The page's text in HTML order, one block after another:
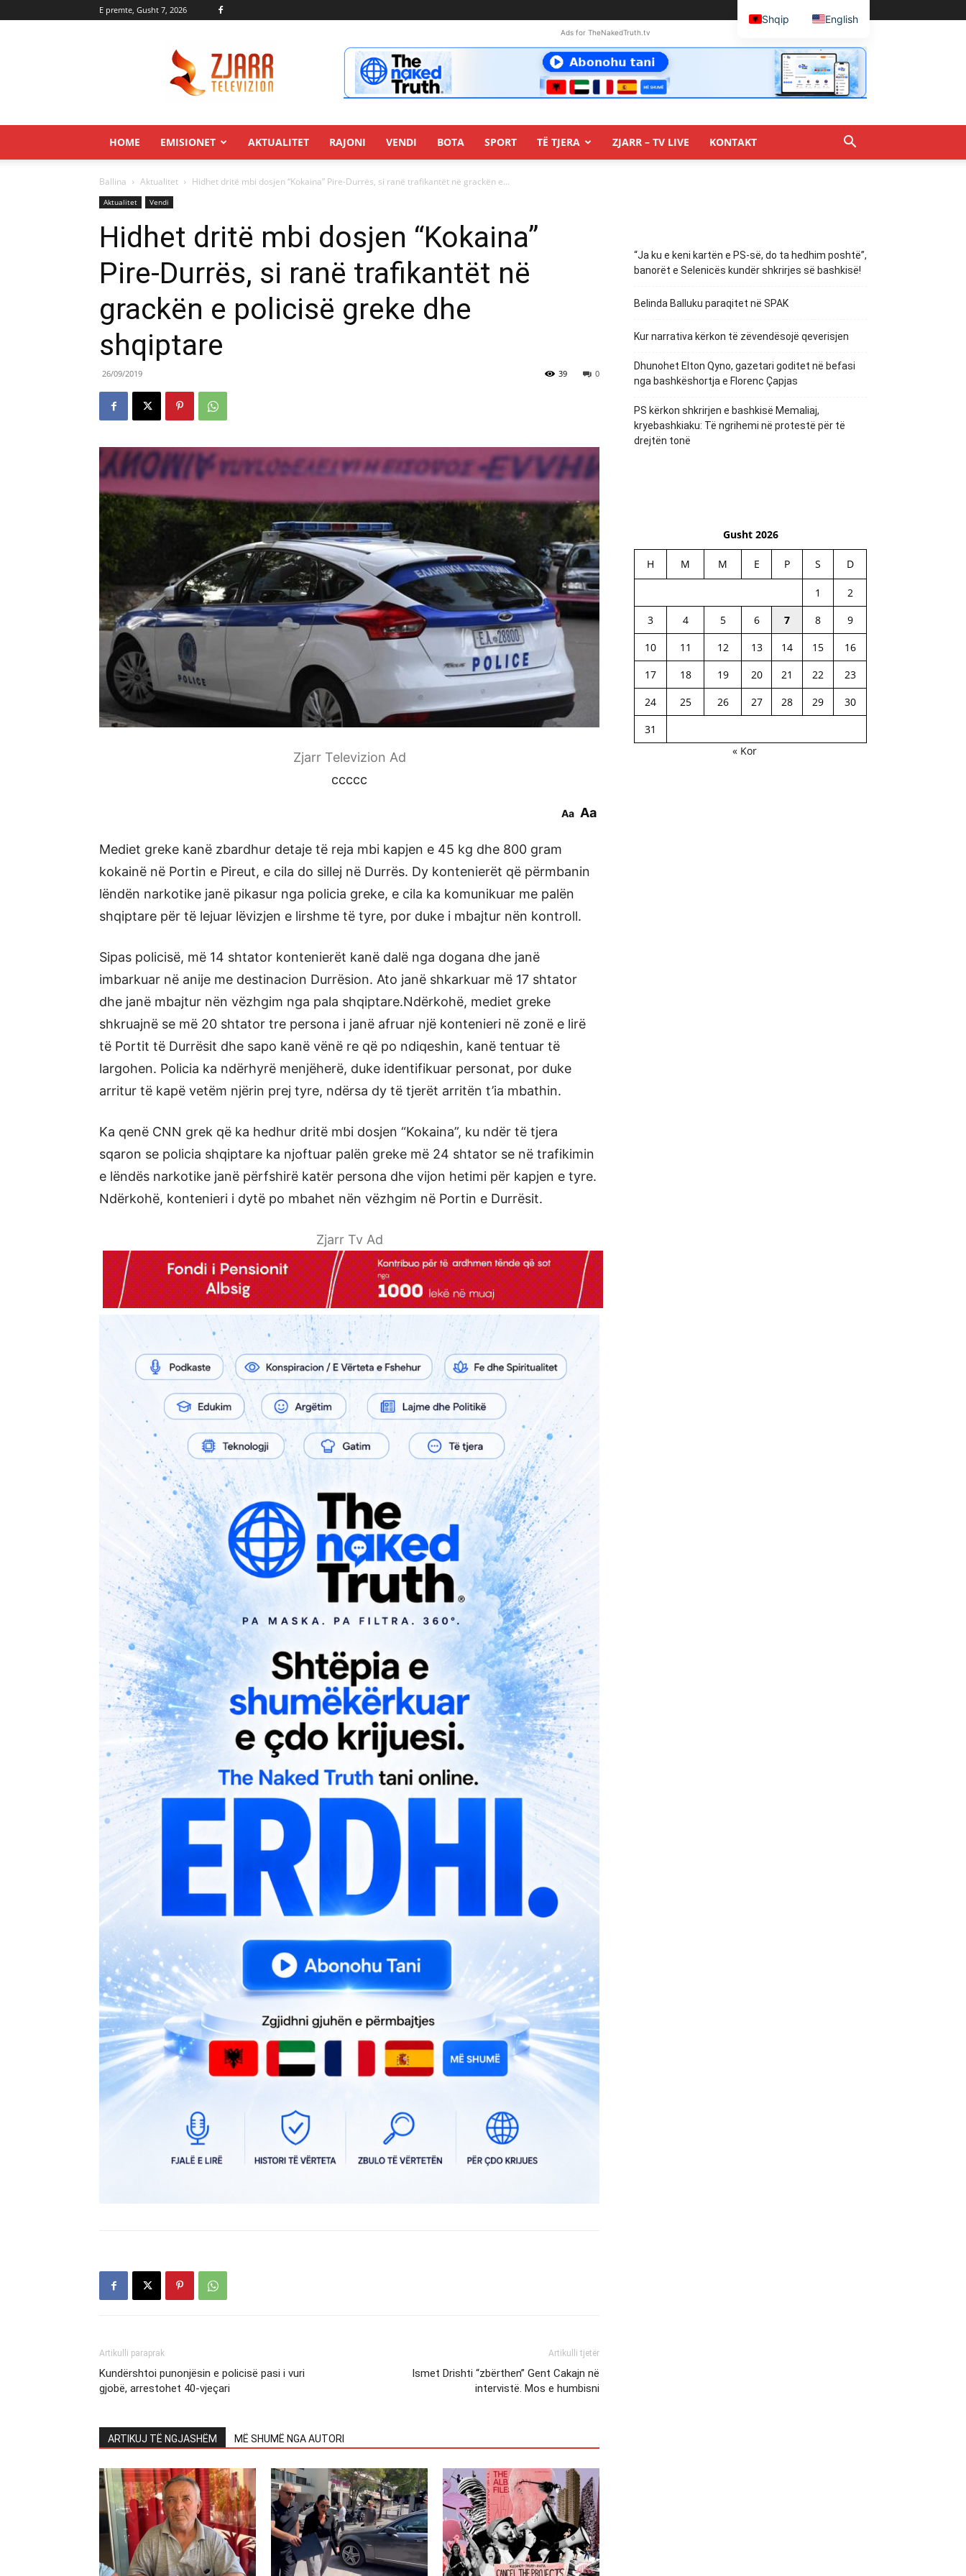
E premte, Gusht 7, 2026
Ads for TheNakedTruth.tv
HOME EMISIONET AKTUALITET RAJONI VENDI BOTA SPORT TË TJERA ZJARR – TV LIVE KONTAKT
Ballina Aktualitet Hidhet dritë mbi dosjen “Kokaina” Pire-Durrës, si ranë trafikantët në grackën e...
Aktualitet Vendi
Hidhet dritë mbi dosjen “Kokaina”
Pire-Durrës, si ranë trafikantët në
grackën e policisë greke dhe
shqiptare
26/09/2019 0
39
Zjarr Televizion Ad
ccccc
Aa Aa
Mediet greke kanë zbardhur detaje të reja mbi kapjen e 45 kg dhe 800 gram
kokainë në Portin e Pireut, e cila do sillej në Durrës. Dy kontenierët që përmbanin
lëndën narkotike janë pikasur nga policia greke, e cila ka komunikuar me palën
shqiptare për të lejuar lëvizjen e lirshme të tyre, por duke i mbajtur nën kontroll.
Sipas policisë, më 14 shtator kontenierët kanë dalë nga dogana dhe janë
imbarkuar në anije me destinacion Durrësion. Ato janë shkarkuar më 17 shtator
dhe janë mbajtur nën vëzhgim nga pala shqiptare.Ndërkohë, mediet greke
shkruajnë se më 20 shtator tre persona i janë afruar një kontenieri në zonë e lirë
të Portit të Durrësit dhe sapo kanë vënë re që po ndiqeshin, kanë tentuar të
largohen. Policia ka ndërhyrë menjëherë, duke identifikuar personat, por duke
arritur të kapë vetëm njërin prej tyre, ndërsa dy të tjerët arritën t’ia mbathin.
Ka qenë CNN grek që ka hedhur dritë mbi dosjen “Kokaina”, ku ndër të tjera
sqaron se policia shqiptare ka njoftuar palën greke më 24 shtator se në trafikimin
e lëndës narkotike janë përfshirë katër persona dhe vijon hetimi për kapjen e tyre.
Ndërkohë, kontenieri i dytë po mbahet nën vëzhgim në Portin e Durrësit.
Zjarr Tv Ad
Artikulli paraprak
Kundërshtoi punonjësin e policisë pasi i vuri
gjobë, arrestohet 40-vjeçari
Artikulli tjetër
Ismet Drishti “zbërthen” Gent Cakajn në
intervistë. Mos e humbisni
ARTIKUJ TË NGJASHËM MË SHUMË NGA AUTORI
“Ja ku e keni kartën e PS-së, do ta hedhim poshtë”,
banorët e Selenicës kundër shkrirjes së bashkisë!
Belinda Balluku paraqitet në SPAK
Kur narrativa kërkon të zëvendësojë qeverisjen
Dhunohet Elton Qyno, gazetari goditet në befasi
nga bashkëshortja e Florenc Çapjas
PS kërkon shkrirjen e bashkisë Memaliaj,
kryebashkiaku: Të ngrihemi në protestë për të
drejtën tonë
Gusht 2026
H M M E P S D
1
2
3
4 5 6 7 8
9
10
11 12 13 14 15
16
17
18 19 20 21 22
23
24
25 26 27 28 29
30
31
« Kor
Shqip English